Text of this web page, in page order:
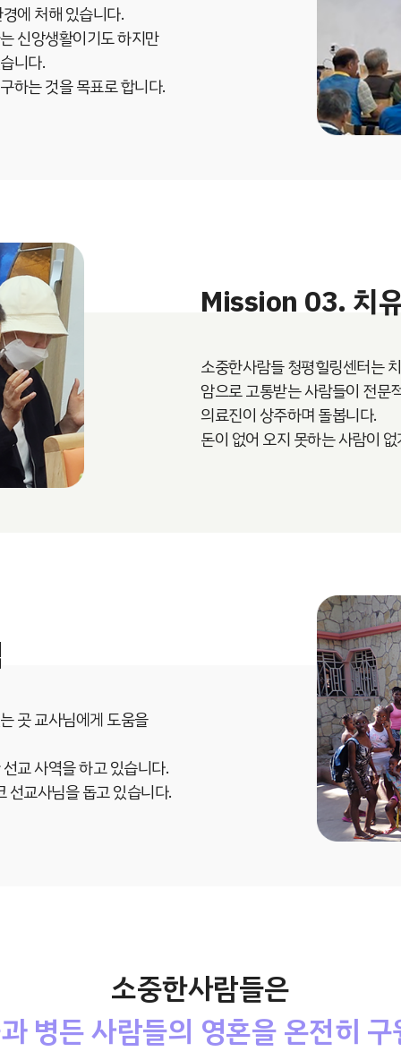
에 처해 있습니다.
신앙생활이기도 하지만
니다.
하는 것을 목표로 합니다.
Mission 03. 치
소중한사람들 청평힐링센터는
암으로 고통받는 사람들이 전문
의료진이 상주하며 돌봅니다.
돈이 없어 오지 못하는 사람이
곳 교사님에게 도움을
교 사역을 하고 있습니다.
선교사님을 돕고 있습니다.
소중한사람들은
병든 사람들의 영혼을 온전히